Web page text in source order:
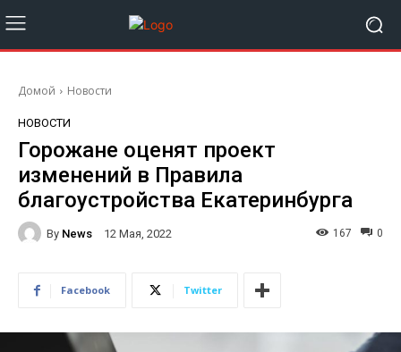
Домой Новости
НОВОСТИ
Горожане оценят проект
изменений в Правила
благоустройства Екатеринбурга
By News 12 Мая, 2022 0
167
Facebook Twitter